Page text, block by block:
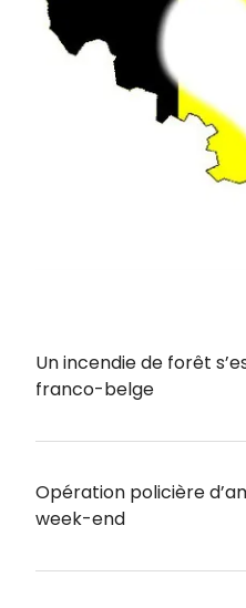
Un incendie de forêt
franco-belge
Opération policière
week-end